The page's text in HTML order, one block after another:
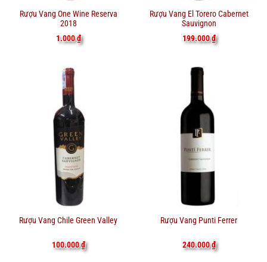
Rượu Vang One Wine Reserva
2018
1.000₫
Rượu Vang El Torero Cabernet
Sauvignon
199.000₫
Rượu Vang Chile Green Valley
100.000₫
Rượu Vang Punti Ferrer
240.000₫